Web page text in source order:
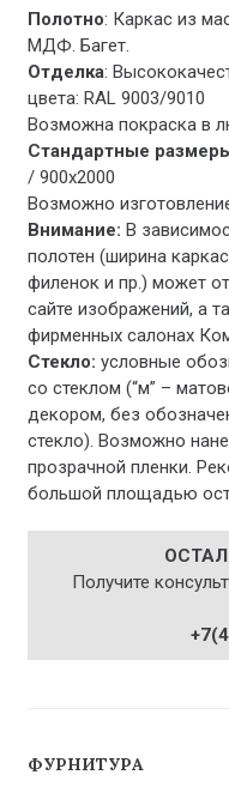
Полотно: Каркас из
МДФ. Багет.
Отделка:
цвета: RAL 9003/9010
Возможна покраска в
Стандартные
/ 900х2000
Возможно
Внимание: В
полотен (ширина
филенок и пр.) может
сайте изображений, а
фирменных салонах
Стекло: условные
со стеклом (“м” –
декором, без
стекло). Возможно
прозрачной пленки.
большой площадью
Получите
ФУРНИТУРА